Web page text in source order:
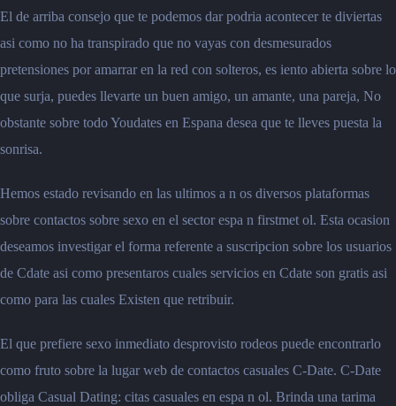
El de arriba consejo que te podemos dar podria acontecer te diviertas
asi como no ha transpirado que no vayas con desmesurados
pretensiones por amarrar en la red con solteros, es iento abierta sobre lo
que surja, puedes llevarte un buen amigo, un amante, una pareja, No
obstante sobre todo Youdates en Espana desea que te lleves puesta la
sonrisa.
Hemos estado revisando en las ultimos a n os diversos plataformas
sobre contactos sobre sexo en el sector espa n firstmet ol. Esta ocasion
deseamos investigar el forma referente a suscripcion sobre los usuarios
de Cdate asi como presentaros cuales servicios en Cdate son gratis asi
como para las cuales Existen que retribuir.
El que prefiere sexo inmediato desprovisto rodeos puede encontrarlo
como fruto sobre la lugar web de contactos casuales C-Date. C-Date
obliga Casual Dating: citas casuales en espa n ol. Brinda una tarima